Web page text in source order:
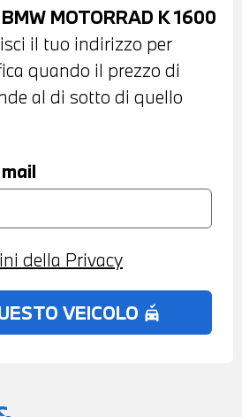
- POSSIBILITA' DI
DI
ANCHE PER L'INTERO
BMW MOTORRAD K 1600
il tuo indirizzo per
quando il prezzo di
al di sotto di quello
della Privacy
VEICOLO no_crash